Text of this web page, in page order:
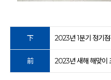
下 2023년 1분기 정기
前 2023년 새해 해맞이